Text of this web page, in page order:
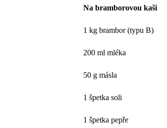
Na bramborovou kaši
1 kg brambor (typu B)
200 ml mléka
50 g másla
1 špetka soli
1 špetka pepře